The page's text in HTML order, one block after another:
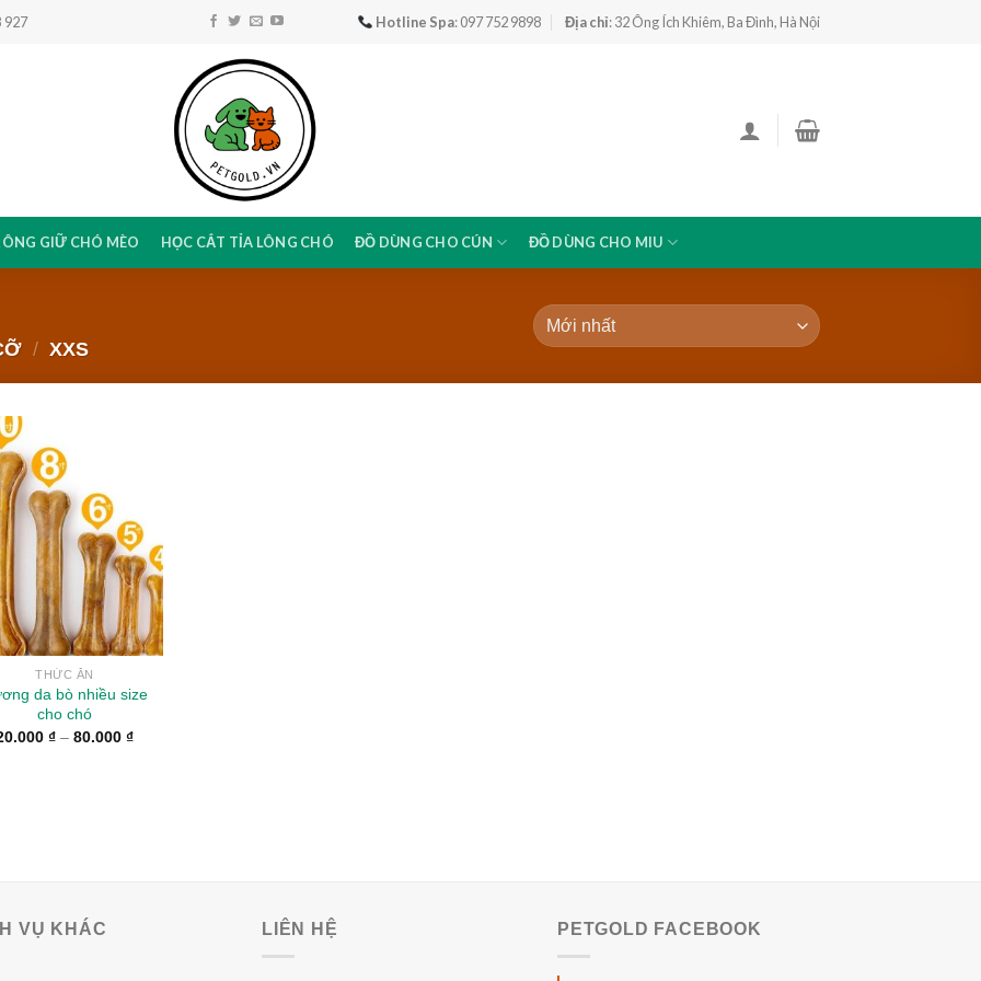
927 Hotline Spa: 097 752 9898 Địa chỉ: 32 Ông Ích Khiêm, Ba Đình, Hà Nội
GIỮ CHÓ MÈO HỌC CẮT TỈA LÔNG CHÓ ĐỒ DÙNG CHO CÚN ĐỒ DÙNG CHO MIU
/ XXS
Wishlist
THỨC ĂN
da bò nhiều size
cho chó
₫ – 80.000 ₫
VỤ KHÁC LIÊN HỆ PETGOLD FACEBOOK